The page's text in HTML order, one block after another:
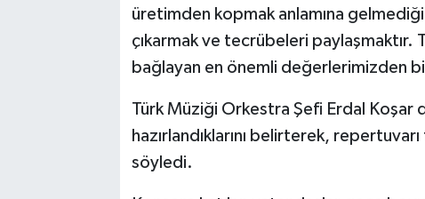
üretimden kopmak anlamına
çıkarmak ve tecrübeleri
bağlayan en önemli değerlerimizden
Türk Müziği Orkestra Şefi Erdal Koşar
hazırlandıklarını belirterek,
söyledi.